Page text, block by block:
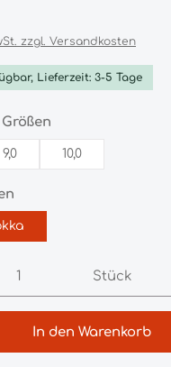
zzgl. Versandkosten
Lieferzeit: 3-5 Tage
9,0 10,0
Gib den
Stück
In den Warenkorb